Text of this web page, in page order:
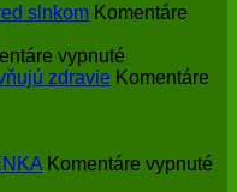
slnkom Komentáre
vypnuté
Zázrak
zdravie Komentáre
Komentáre vypnuté